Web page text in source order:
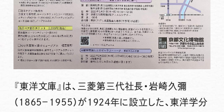
『東洋文庫 』は、三菱第三代社長・岩崎久彌
（1865－1955）が1924年に設立した、東洋学分